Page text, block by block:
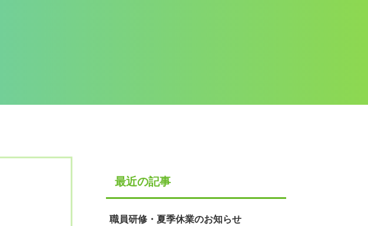
最近の記事
職員研修・夏季休業のお知らせ